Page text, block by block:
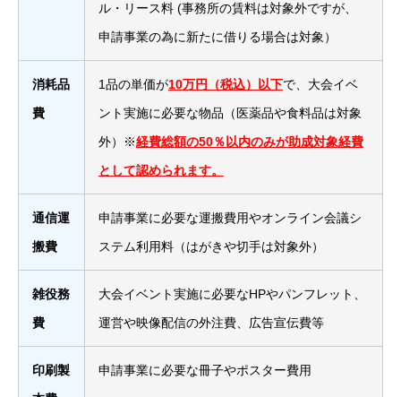
ル・リース料 (事務所の賃料は対象外ですが、
申請事業の為に新たに借りる場合は対象）
消耗品
費
1品の単価が10万円（税込）以下で、大会イベ
ント実施に必要な物品（医薬品や食料品は対象
外）※経費総額の50％以内のみが助成対象経費
として認められます。
通信運
搬費
申請事業に必要な運搬費用やオンライン会議シ
ステム利用料（はがきや切手は対象外）
雑役務
費
大会イベント実施に必要なHPやパンフレット、
運営や映像配信の外注費、広告宣伝費等
印刷製
申請事業に必要な冊子やポスター費用